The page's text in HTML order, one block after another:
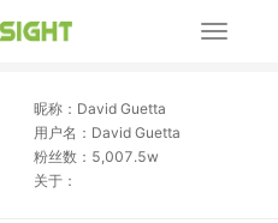
展
昵称：David Guetta
用户名：David Guetta
粉丝数：5,007.5w
关于：